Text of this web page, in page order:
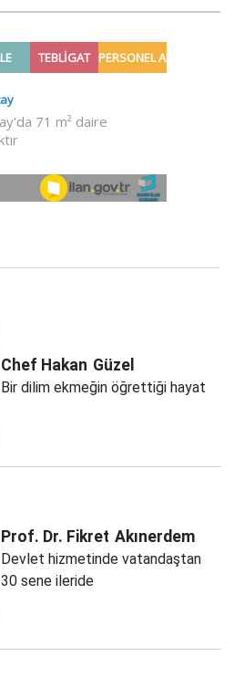
Chef Hakan Güzel
Bir dilim ekmeğin öğrettiği hayat
Prof. Dr. Fikret Akınerdem
Devlet hizmetinde vatandaştan
30 sene ileride